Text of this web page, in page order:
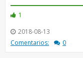
1
2018-08-13
Comentarios:
0